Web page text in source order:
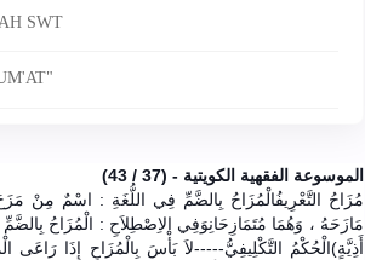
SWT
الموسوعة الفقهية الكويتية - (37 / 43)
مُزَاحُ التَّعْرِيفُالْمُزَاحُ بِالضَّمِّ فِي اللُّغَةِ : اسْمٌ مِنْ
مَازَحَهُ ، وَهُمَا مُتَمَازِحَانِوَفِي الاِصْطِلاَحِ : الْمُزَاحُ
أَذِيَّةٍ)الْحُكْمُ التَّكْلِيفِيُّ-----لاَ بَأْسَ بِالْمُزَاحِ إِذَا